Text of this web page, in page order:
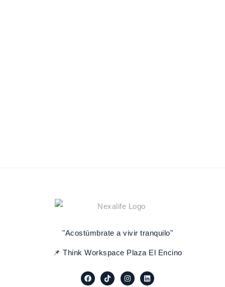
"Acostúmbrate a vivir tranquilo"
📌 Think Workspace Plaza El Encino